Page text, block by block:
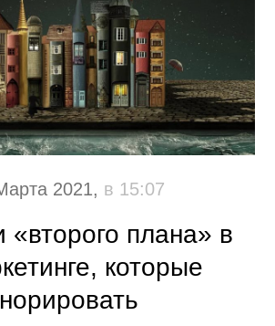
2021, в 15:07
«второго плана» в
которые